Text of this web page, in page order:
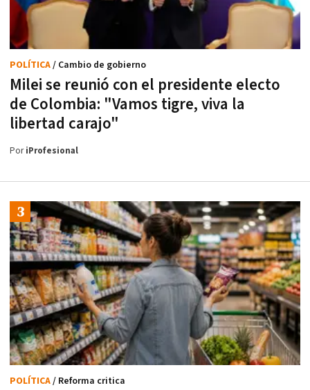
Milei se reunió con el presidente electo
de Colombia: "Vamos tigre, viva la
libertad carajo"
POLÍTICA/ Cambio de gobierno
PoriProfesional
POLÍTICA/ Reforma critica